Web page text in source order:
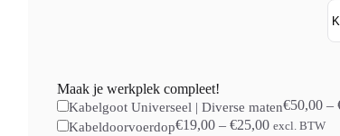
Maak je werkplek compleet!
Kabelgoot Universeel | Diverse maten€50,00–
Kabeldoorvoerdop€19,00– €25,00 excl. BTW